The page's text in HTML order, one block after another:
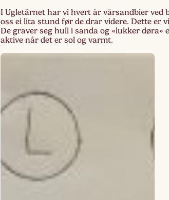
I Ugletårnet har vi hvert år vårsandbier ved
oss ei lita stund før de drar videre. Dette er
De graver seg hull i sanda og «lukker døra»
aktive når det er sol og varmt.